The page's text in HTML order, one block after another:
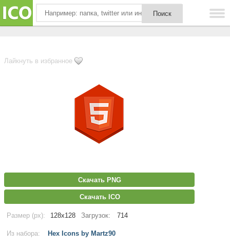
Лайкнуть в избранное
Скачать PNG
Скачать ICO
Размер (px): 128x128 Загрузок: 714
Из набора: Hex Icons by Martz90